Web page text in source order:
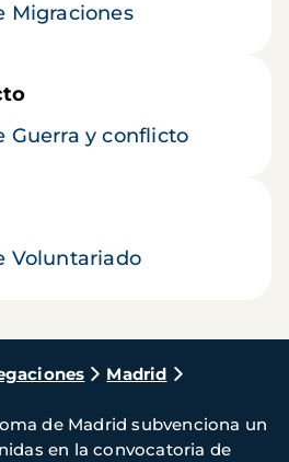
Migraciones
Guerra y conflicto
Voluntariado
Madrid
de Madrid subvenciona un
en la convocatoria de